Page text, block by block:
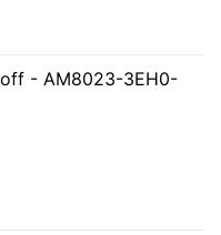
- AM8023-3EH0-